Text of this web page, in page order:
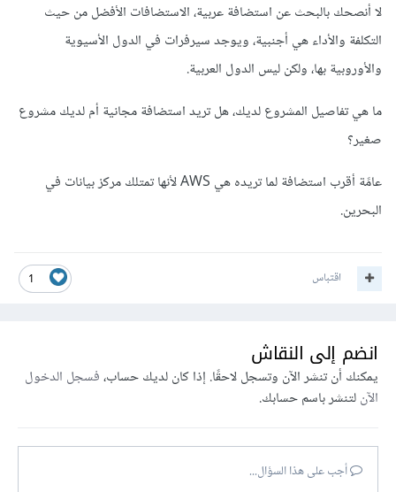
لا أنصحك بالبحث عن استضافة عربية، الاستضافات الأفضل من حيث
التكلفة والأداء هي أجنبية، ويوجد سيرفرات في الدول الأسيوية
والأوروبية بها، ولكن ليس الدول العربية.
ما هي تفاصيل المشروع لديك، هل تريد استضافة مجانية أم لديك مشروع
صغير؟
عامًة أقرب استضافة لما تريده هي AWS لأنها تمتلك مركز بيانات في
البحرين.
1 اقتباس
انضم إلى النقاش
يمكنك أن تنشر الآن وتسجل لاحقًا. إذا كان لديك حساب،فسجل الدخول
الآنلتنشر باسم حسابك.
أجب على هذا السؤال...